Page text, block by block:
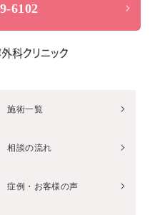
6102
施術一覧
相談の流れ
症例・お客様の声